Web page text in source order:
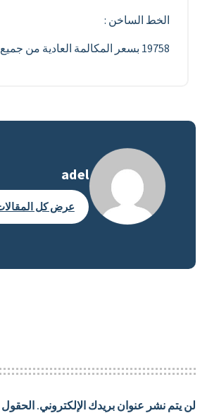
الخط الساخن :
19758 بسعر المكالمة العادية من جميع انحاء الجمهورية
adel
عرض كل
لن يتم نشر عنوان بريدك الإلكتروني. الحقول